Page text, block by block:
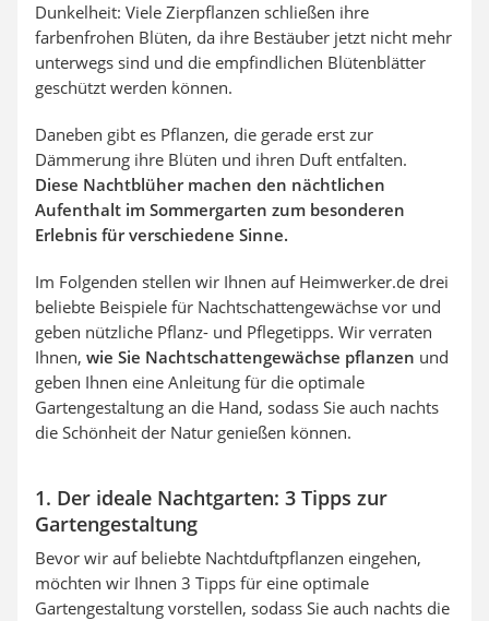
Dunkelheit: Viele Zierpflanzen schließen ihre
farbenfrohen Blüten, da ihre Bestäuber jetzt nicht mehr
unterwegs sind und die empfindlichen Blütenblätter
geschützt werden können.
Daneben gibt es Pflanzen, die gerade erst zur
Dämmerung ihre Blüten und ihren Duft entfalten.
Diese Nachtblüher machen den nächtlichen
Aufenthalt im Sommergarten zum besonderen
Erlebnis für verschiedene Sinne.
Im Folgenden stellen wir Ihnen auf Heimwerker.de drei
beliebte Beispiele für Nachtschattengewächse vor und
geben nützliche Pflanz- und Pflegetipps. Wir verraten
Ihnen, wie Sie Nachtschattengewächse pflanzen und
geben Ihnen eine Anleitung für die optimale
Gartengestaltung an die Hand, sodass Sie auch nachts
die Schönheit der Natur genießen können.
1. Der ideale Nachtgarten: 3 Tipps zur
Gartengestaltung
Bevor wir auf beliebte Nachtduftpflanzen eingehen,
möchten wir Ihnen 3 Tipps für eine optimale
Gartengestaltung vorstellen, sodass Sie auch nachts die